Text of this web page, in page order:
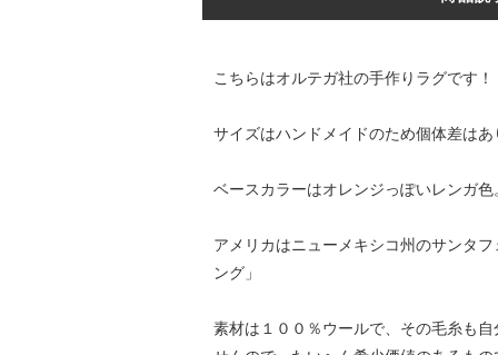
こちらはオルテガ社の手作りラグです！
サイズはハンドメイドのため個体差は
ベースカラーはオレンジっぽいレンガ
アメリカはニューメキシコ州のサンタ
ング」
素材は１００％ウールで、その毛糸も